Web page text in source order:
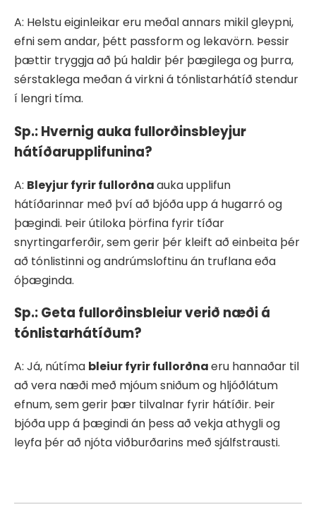
A: Helstu eiginleikar eru meðal annars mikil gleypni,
efni sem andar, þétt passform og lekavörn. Þessir
þættir tryggja að þú haldir þér þægilega og þurra,
sérstaklega meðan á virkni á tónlistarhátíð stendur
í lengri tíma.
Sp.: Hvernig auka fullorðinsbleyjur
hátíðarupplifunina?
A: Bleyjur fyrir fullorðnaauka upplifun
hátíðarinnar með því að bjóða upp á hugarró og
þægindi. Þeir útiloka þörfina fyrir tíðar
snyrtingarferðir, sem gerir þér kleift að einbeita þér
að tónlistinni og andrúmsloftinu án truflana eða
óþæginda.
Sp.: Geta fullorðinsbleiur verið næði á
tónlistarhátíðum?
A: Já, nútíma bleiur fyrir fullorðnaeru hannaðar til
að vera næði með mjóum sniðum og hljóðlátum
efnum, sem gerir þær tilvalnar fyrir hátíðir. Þeir
bjóða upp á þægindi án þess að vekja athygli og
leyfa þér að njóta viðburðarins með sjálfstrausti.